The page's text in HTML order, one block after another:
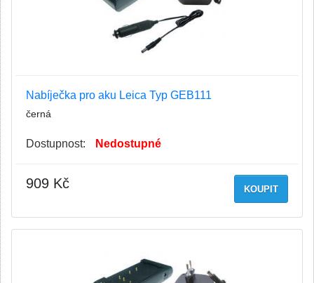
Nabíječka pro aku Leica Typ GEB111
černá
Dostupnost: Nedostupné
KOUPIT
909 Kč